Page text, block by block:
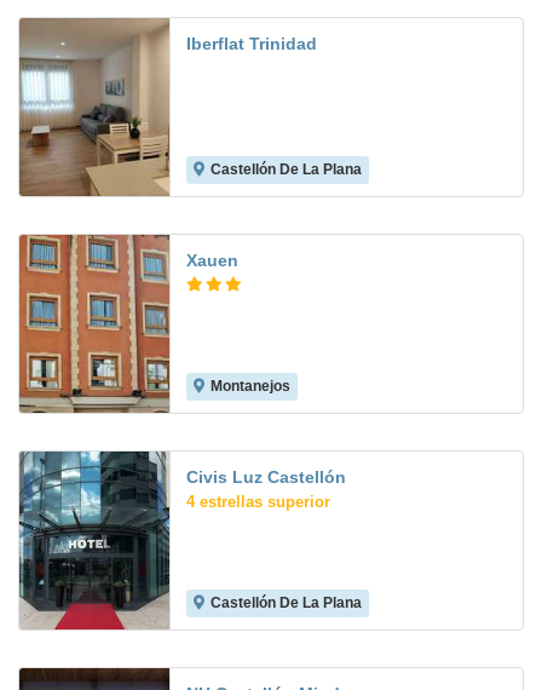
Iberflat Trinidad
Castellón De La Plana
Xauen
Montanejos
Civis Luz Castellón
4 estrellas superior
Castellón De La Plana